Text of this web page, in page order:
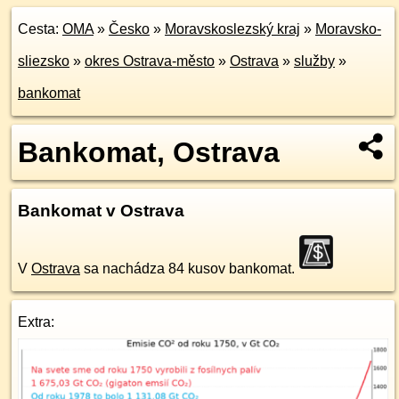
Cesta: OMA» Česko » Moravskoslezský kraj » Moravsko-
sliezsko » okres Ostrava-město » Ostrava » služby »
bankomat
Bankomat, Ostrava
Bankomat v Ostrava
V Ostrava sa nachádza 84 kusov bankomat.
Extra: